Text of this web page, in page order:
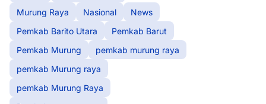
Murung Raya
Nasional
News
Pemkab Barito Utara
Pemkab Barut
Pemkab Murung
pemkab murung raya
pemkab Murung raya
pemkab Murung Raya